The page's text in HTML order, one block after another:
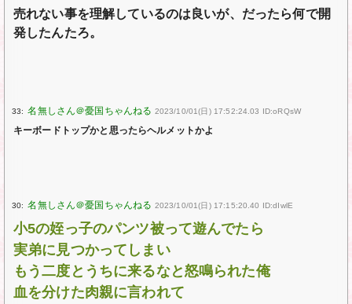
売れない事を理解しているのは良いが、だったら何で開
発したんたろ。
33: 2023/10/01(日) 17:52:24.03 ID:oRQsW
キーボードトップかと思ったらヘルメットかよ
30: 2023/10/01(日) 17:15:20.40 ID:dIwlE
小5の姪っ子のパンツ被って遊んでたら
実弟に見つかってしまい
もう二度とうちに来るなと怒鳴られた俺
血を分けた肉親に言われて